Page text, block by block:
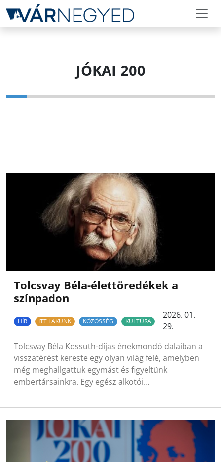
JÓKAI 200
Tolcsvay Béla-élettöredékek a
színpadon
HÍR ITT LAKUNK KÖZÖSSÉG KULTÚRA
2026. 01.
29.
Tolcsvay Béla Kossuth-díjas énekmondó dalaiban a
visszatérést kereste egy olyan világ felé, amelyben
még meghallgattuk egymást és figyeltünk
embertársainkra. Egy egész alkotói…